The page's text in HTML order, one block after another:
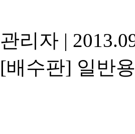
관리자 |
[배수판] 일반용